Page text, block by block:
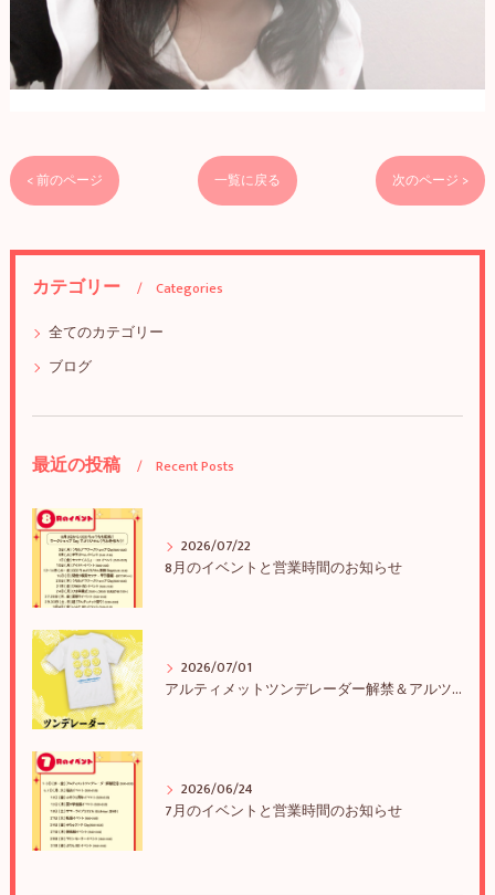
< 前のページ 一覧に戻る 次のページ >
カテゴリー
Categories
全てのカテゴリー
ブログ
最近の投稿 Recent Posts
2026/07/22
8月のイベントと営業時間のお知らせ
2026/07/01
アルティメットツンデレーダー解禁＆アルツンBIGTEE販売のお知らせ
2026/06/24
7月のイベントと営業時間のお知らせ